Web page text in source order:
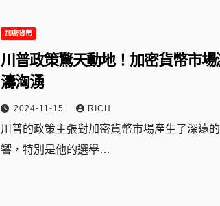
加密貨幣
川普政策驚天動地！加密貨幣市場
濤洶湧
2024-11-15 RICH
川普的政策主張對加密貨幣市場產生了深遠
響，特別是他的選舉…